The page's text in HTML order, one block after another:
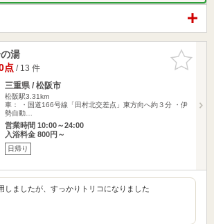
お気に入
りに追加
湯
点/ 13 件
三重県 / 松阪市
松阪駅3.31km
車： ・国道166号線「田村北交差点」東方向へ約３分 ・伊
勢自動…
営業時間 10:00～24:00
入浴料金 800円～
日帰り
しましたが、すっかりトリコになりました